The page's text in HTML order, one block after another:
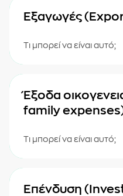
Εξαγωγές
Τι μπορεί να είναι αυτό;
Έξοδα
family
Τι μπορεί να είναι αυτό;
Επένδυση